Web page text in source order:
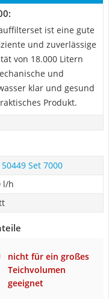
ist eine gute
und zuverlässige
von 18.000 Litern
und
klar und gesund
Produkt.
Set 7000
l/h
nicht für ein großes
Teichvolumen
geeignet